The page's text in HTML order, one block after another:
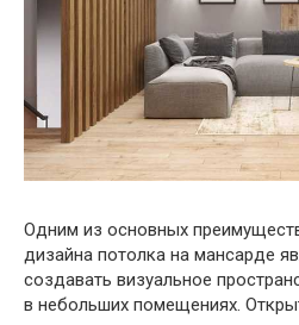
Одним из основных
дизайна потолка на мансарде
создавать визуальное
в небольших помещениях.